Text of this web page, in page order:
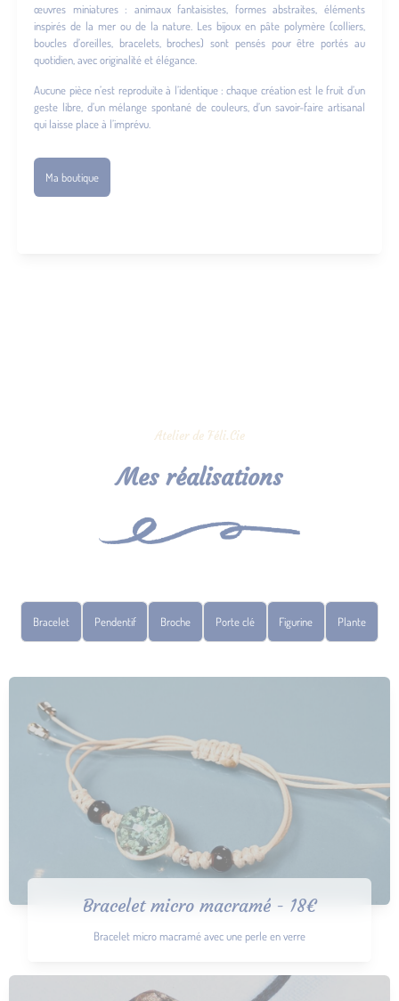
œuvres miniatures : animaux fantaisistes, formes abstraites, éléments
inspirés de la mer ou de la nature. Les bijoux en pâte polymère (colliers,
boucles d’oreilles, bracelets, broches) sont pensés pour être portés au
quotidien, avec originalité et élégance.
Aucune pièce n’est reproduite à l’identique : chaque création est le fruit d’un
geste libre, d’un mélange spontané de couleurs, d’un savoir-faire artisanal
qui laisse place à l’imprévu.
Ma boutique
Atelier de Féli.Cie
Mes réalisations
Bracelet Pendentif Broche Porte clé Figurine Plante
Bracelet micro macramé - 18€
Bracelet micro macramé avec une perle en verre